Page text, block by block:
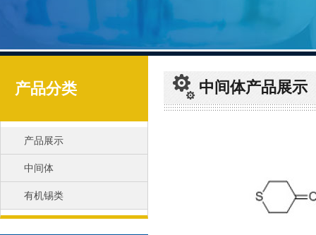
产品分类
产品展示
中间体
有机锡类
中间体产品展示